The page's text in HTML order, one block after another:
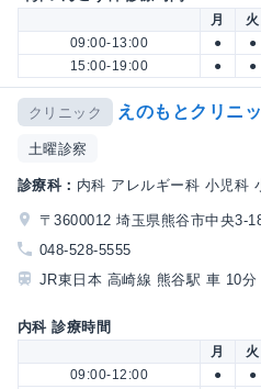
月 火
09:00-13:00
● ●
15:00-19:00
● ●
クリニック えのもとクリニ
土曜診察
診療科： 内科 アレルギー科 小児科
〒3600012 埼玉県熊谷市中央3-
048-528-5555
JR東日本 高崎線 熊谷駅 車 10分
内科 診療時間
月 火
09:00-12:00
● ●